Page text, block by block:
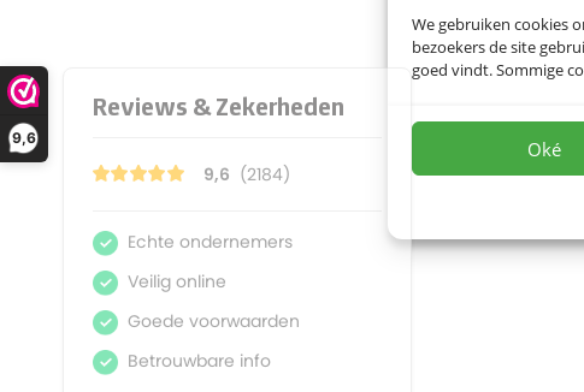
9,6
We gebruiken cookies
bezoekers de site
goed vindt. Sommige
Oké